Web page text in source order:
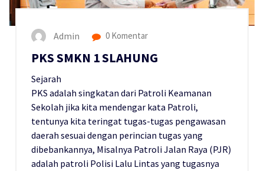
Admin 0 Komentar
PKS SMKN 1 SLAHUNG
Sejarah
PKS adalah singkatan dari Patroli Keamanan
Sekolah jika kita mendengar kata Patroli,
tentunya kita teringat tugas-tugas pengawasan
daerah sesuai dengan perincian tugas yang
dibebankannya, Misalnya Patroli Jalan Raya (PJR)
adalah patroli Polisi Lalu Lintas yang tugasnya